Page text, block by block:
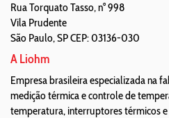
Rua Torquato Tasso, n° 998
Vila Prudente
São Paulo,SPCEP: 03136-030
A Liohm
Empresa brasileira especializada na
medição térmica e controle de
temperatura, interruptores térmicos